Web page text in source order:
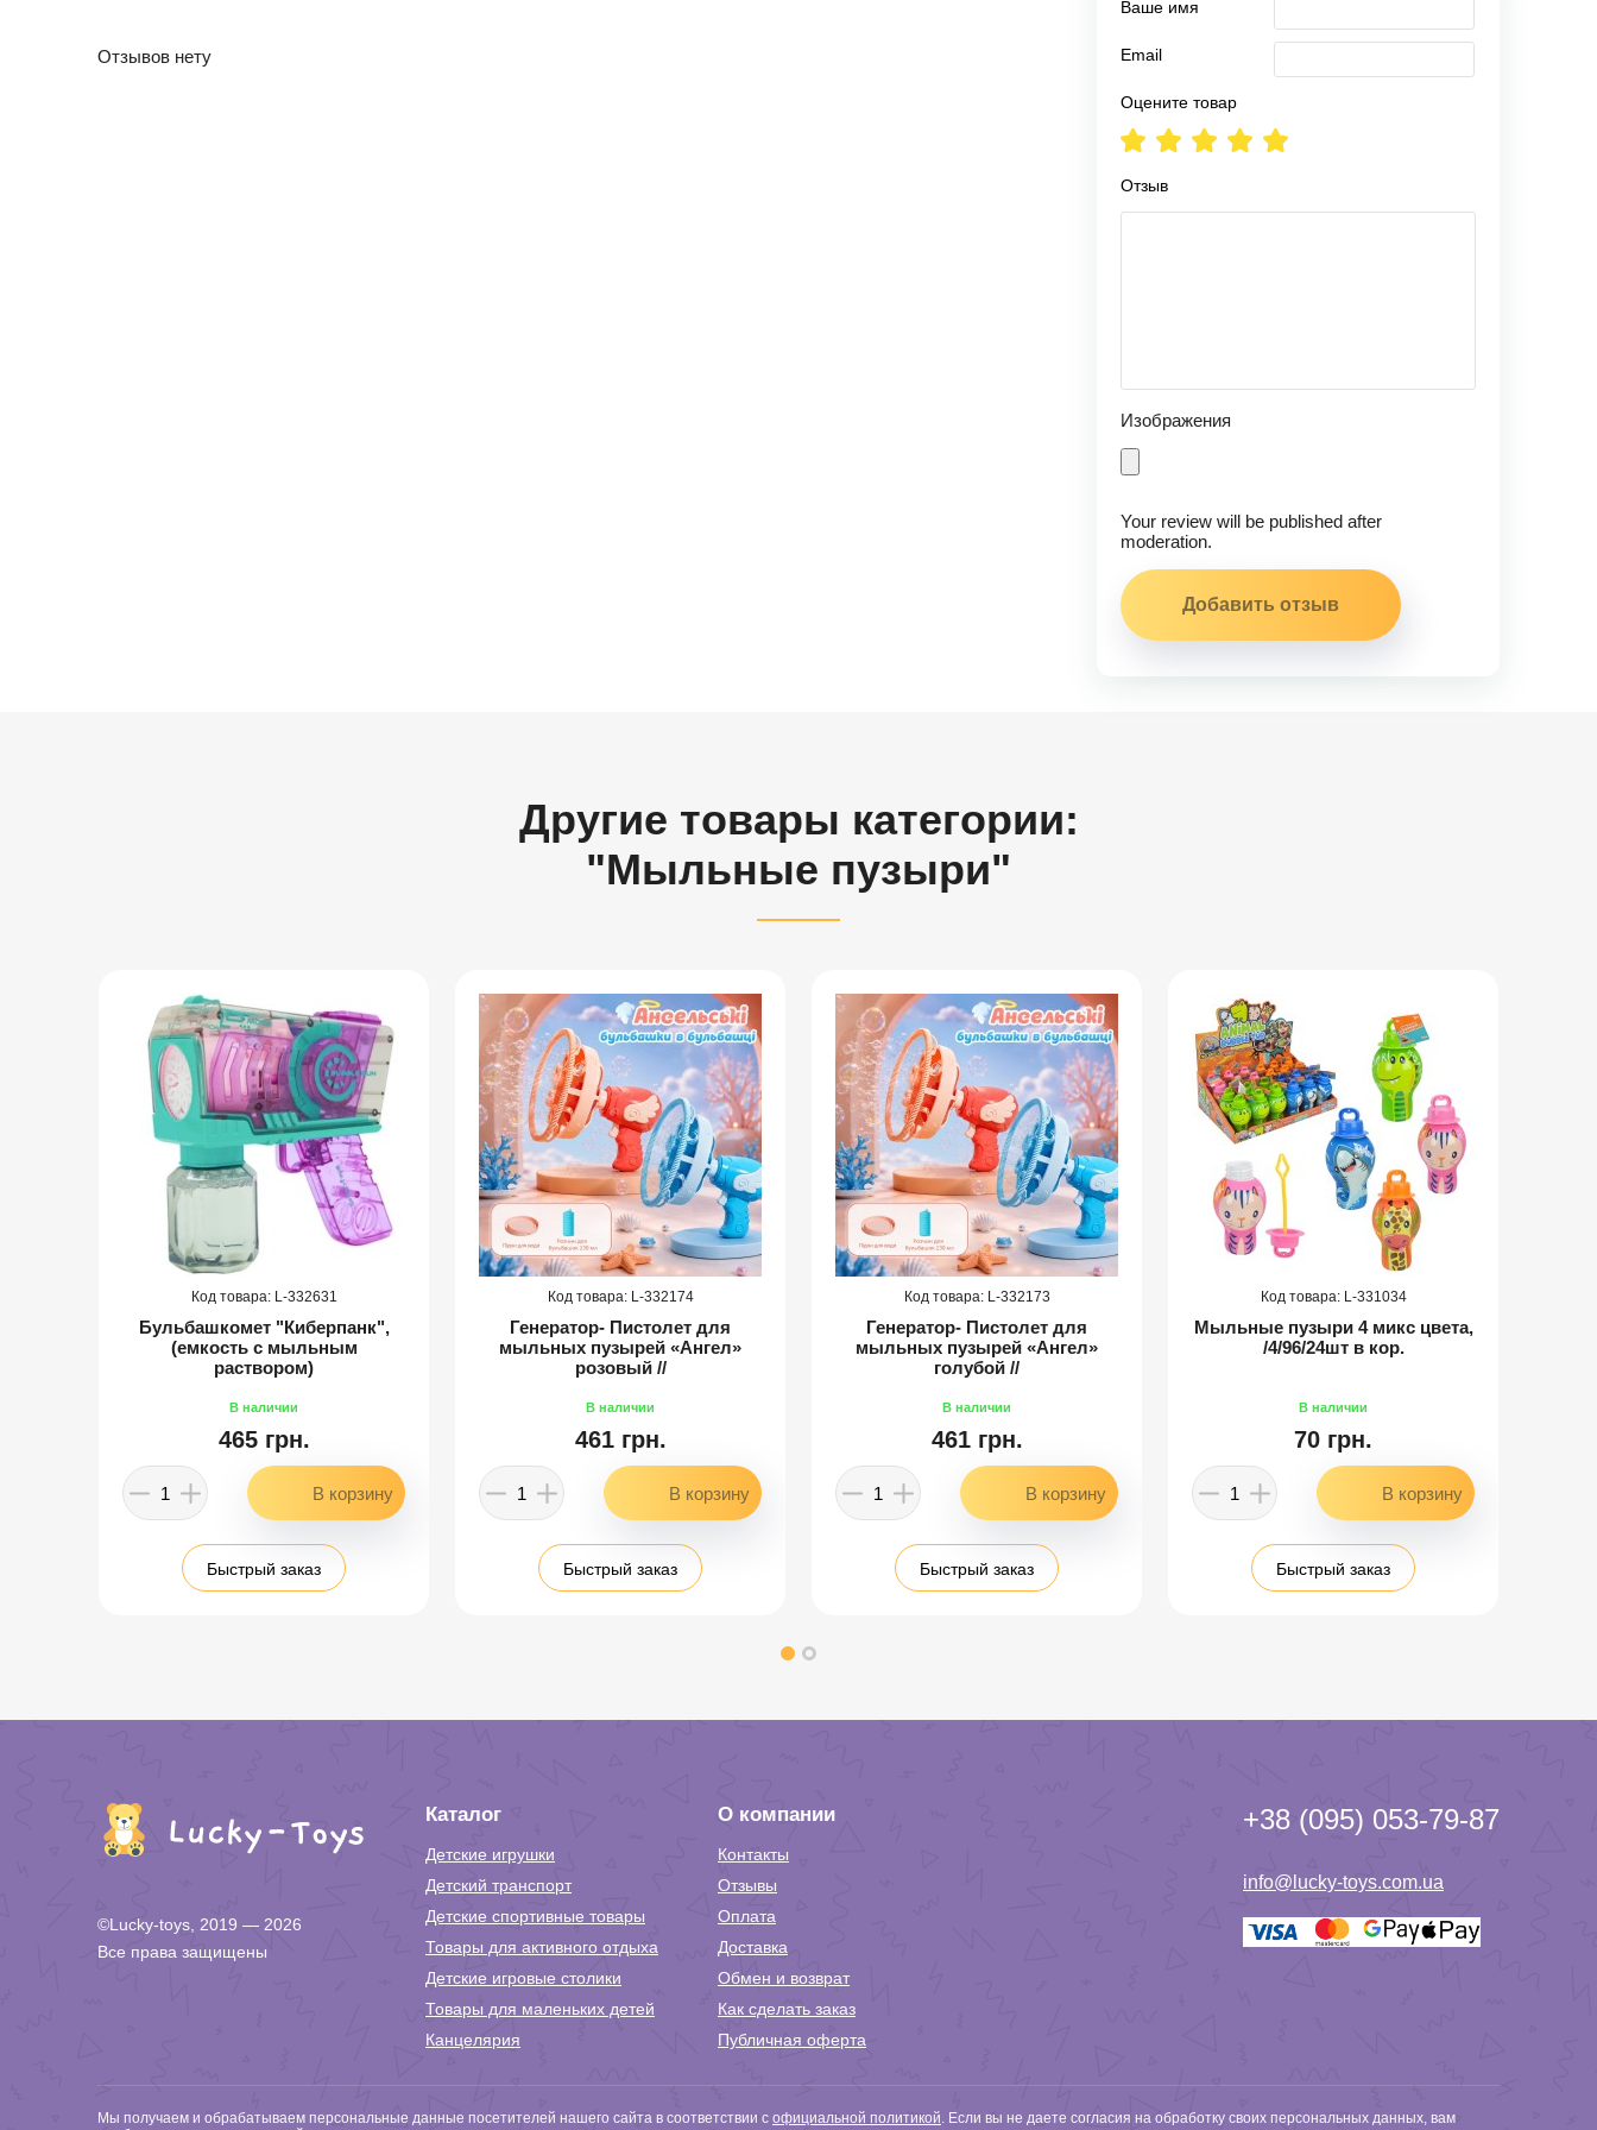
Отзывов нету
Ваше имя
Email
Оцените товар
Отзыв
Изображения
Your review will be published after
moderation.
Другие товары категории:
"Мыльные пузыри"
332631
Бульбашкомет "Киберпанк",
(емкость с мыльным
раствором)
465 грн.
Быстрый заказ
332174
Генератор- Пистолет для
мыльных пузырей «Ангел»
розовый //
461 грн.
Быстрый заказ
332173
Генератор- Пистолет для
мыльных пузырей «Ангел»
голубой //
461 грн.
Быстрый заказ
331034
Мыльные пузыри 4 микс цвета,
/4/96/24шт в кор.
70 грн.
Быстрый заказ
©Lucky-toys, 2019 — 2026
Все права защищены
Каталог
Детские игрушки
Детский транспорт
Детские спортивные товары
Товары для активного отдыха
Детские игровые столики
Товары для маленьких детей
Канцелярия
О компании
Контакты
Отзывы
Оплата
Доставка
Обмен и возврат
Как сделать заказ
Публичная оферта
+38 (095) 053-79-87
info@lucky-toys.com.ua
Мы получаем и обрабатываем персональные данные посетителей нашего сайта в соответствии с официальной политикой. Если вы не даете согласия на обработку своих персональных данных, вам